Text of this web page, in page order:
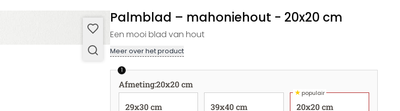
Palmblad – mahoniehout - 20x20 cm
Een mooi blad van hout
Meer over het product
1
Afmeting:20x20 cm
29x30 cm
39x40 cm
★populair
20x20 cm